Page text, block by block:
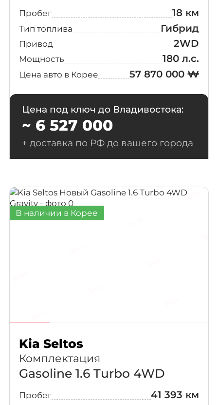
Пробег 18 км
Тип топлива Гибрид
Привод 2WD
Мощность 180 л.с.
Цена авто в Корее 57 870 000 ₩
Цена под ключ до Владивостока:
~ 6 527 000
+ доставка по РФ до вашего города
В наличии в Корее
Kia Seltos
Комплектация
Gasoline 1.6 Turbo 4WD
Пробег 41 393 км